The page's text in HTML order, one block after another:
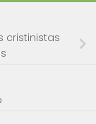
cristinistas